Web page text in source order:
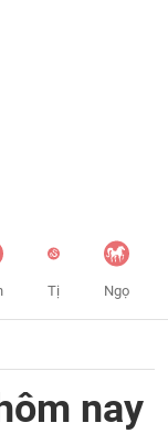
Tị Ngọ
nay